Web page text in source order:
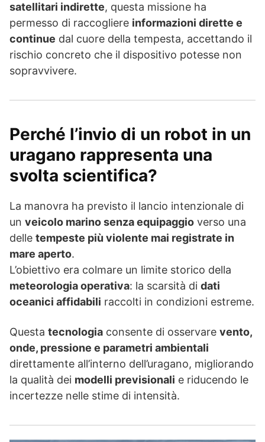
satellitari indirette, questa missione ha
permesso di raccogliere informazioni dirette e
continue dal cuore della tempesta, accettando il
rischio concreto che il dispositivo potesse non
sopravvivere.
Perché l’invio di un robot in un
uragano rappresenta una
svolta scientifica?
La manovra ha previsto il lancio intenzionale di
un veicolo marino senza equipaggio verso una
delle tempeste più violente mai registrate in
mare aperto.
L’obiettivo era colmare un limite storico della
meteorologia operativa: la scarsità di dati
oceanici affidabili raccolti in condizioni estreme.
Questa tecnologia consente di osservare vento,
onde, pressione e parametri ambientali
direttamente all’interno dell’uragano, migliorando
la qualità dei modelli previsionali e riducendo le
incertezze nelle stime di intensità.